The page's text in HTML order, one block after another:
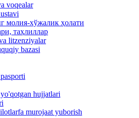
voqealar
молия-хўжалик ҳолати
таҳлиллар
litzenziyalar
bazasi
hujjatlari
murojaat yuborish